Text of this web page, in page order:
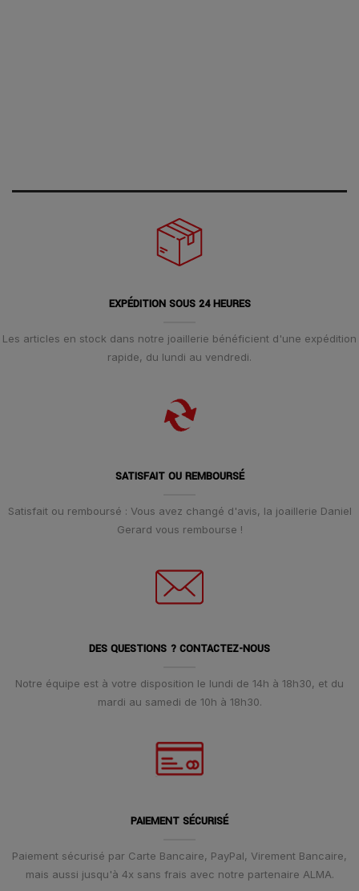
EXPÉDITION SOUS 24 HEURES
Les articles en stock dans notre joaillerie bénéficient d'une expédition
rapide, du lundi au vendredi.
SATISFAIT OU REMBOURSÉ
Satisfait ou remboursé : Vous avez changé d'avis, la joaillerie Daniel
Gerard vous rembourse !
DES QUESTIONS ? CONTACTEZ-NOUS
Notre équipe est à votre disposition le lundi de 14h à 18h30, et du
mardi au samedi de 10h à 18h30.
PAIEMENT SÉCURISÉ
Paiement sécurisé par Carte Bancaire, PayPal, Virement Bancaire,
mais aussi jusqu'à 4x sans frais avec notre partenaire ALMA.